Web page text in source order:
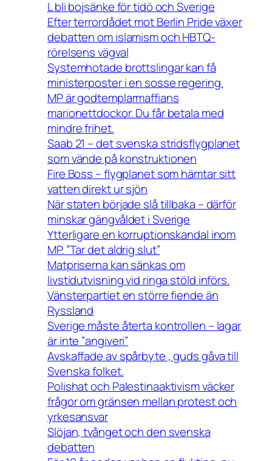
L bli bojsänke för tidö och Sverige
Efter terrordådet mot Berlin Pride växer
debatten om islamism och HBTQ-
rörelsens vägval
Systemhotade brottslingar kan få
ministerposter i en sosse regering.
MP är godtemplarmaffians
marionettdockor. Du får betala med
mindre frihet.
Saab 21 – det svenska stridsflygplanet
som vände på konstruktionen
Fire Boss – flygplanet som hämtar sitt
vatten direkt ur sjön
När staten började slå tillbaka – därför
minskar gängvåldet i Sverige
Ytterligare en korruptionskandal inom
MP. ”Tar det aldrig slut”
Matpriserna kan sänkas om
livstidutvisning vid ringa stöld införs.
Vänsterpartiet en större fiende än
Ryssland
Sverige måste återta kontrollen – lagar
är inte ”angiveri”
Avskaffade av spårbyte , guds gåva till
Svenska folket.
Polishat och Palestinaaktivism väcker
frågor om gränsen mellan protest och
yrkesansvar
Slöjan, tvånget och den svenska
debatten